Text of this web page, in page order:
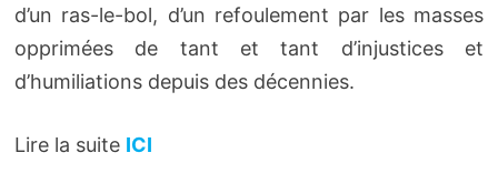
d’un ras-le-bol, d’un refoulement par les masses
opprimées de tant et tant d’injustices et
d’humiliations depuis des décennies.
Lire la suite ICI